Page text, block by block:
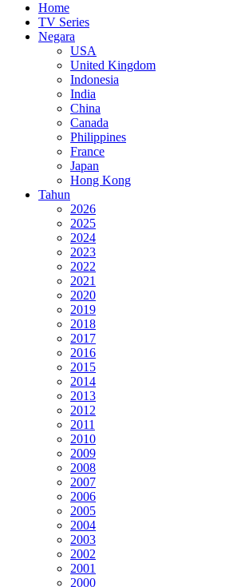
Home
TV Series
Negara
USA
United Kingdom
Indonesia
India
China
Canada
Philippines
France
Japan
Hong Kong
Tahun
2026
2025
2024
2023
2022
2021
2020
2019
2018
2017
2016
2015
2014
2013
2012
2011
2010
2009
2008
2007
2006
2005
2004
2003
2002
2001
2000